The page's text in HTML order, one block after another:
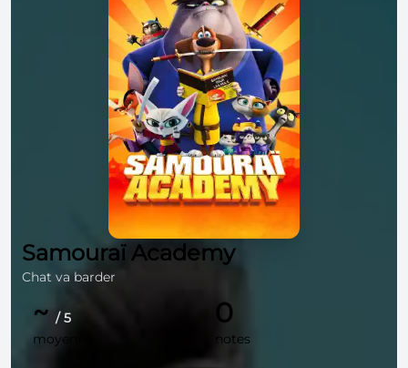
Samouraï Academy
Chat va barder
~ / 5
moyenne
0
notes